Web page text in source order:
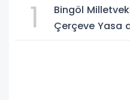
1
Bingöl
Çerçeve Yasa